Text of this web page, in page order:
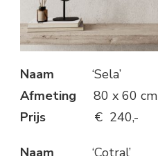
Naam ‘Sela’
Afmeting 80 x 60 cm
Prijs € 240,-
Naam ‘Cotral’